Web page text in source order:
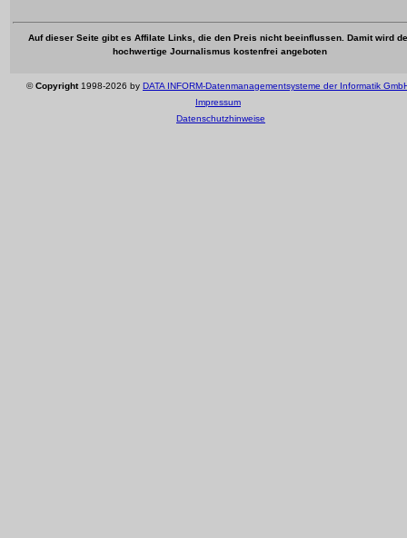
Auf dieser Seite gibt es Affilate Links, die den Preis nicht beeinflussen. Damit wird
hochwertige Journalismus kostenfrei angeboten
©Copyright1998-2026 by DATA INFORM-Datenmanagementsysteme der Informatik
Impressum
Datenschutzhinweise